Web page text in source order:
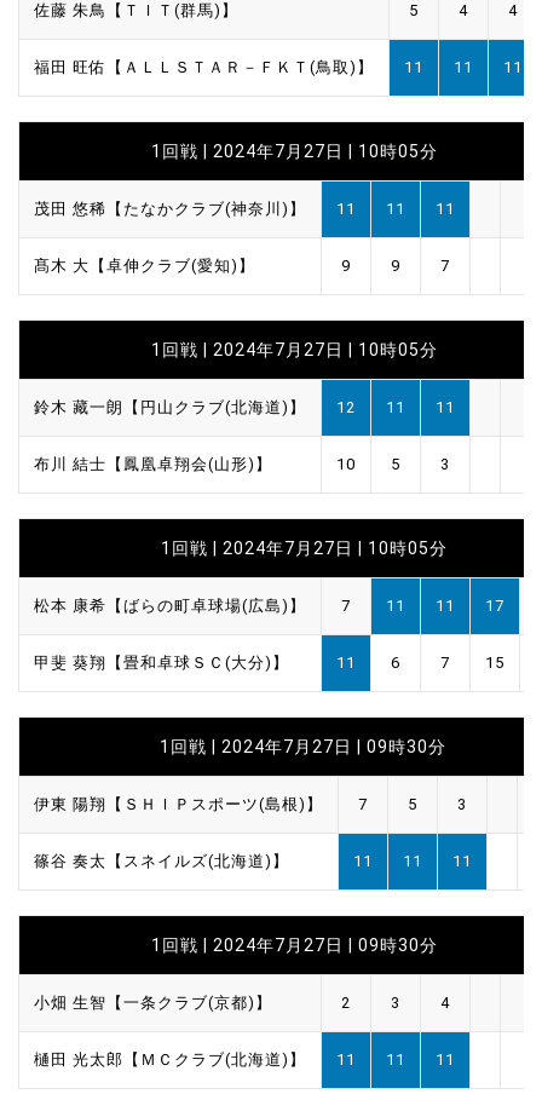
佐藤 朱鳥【ＴＩＴ(群馬)】 5 4 4
福田 旺佑【ＡＬＬＳＴＡＲ－ＦＫＴ(鳥取)】 11 11 11
1回戦 | 2024年7月27日 | 10時05分
茂田 悠稀【たなかクラブ(神奈川)】 11 11 11
髙木 大【卓伸クラブ(愛知)】 9 9 7
1回戦 | 2024年7月27日 | 10時05分
鈴木 藏一朗【円山クラブ(北海道)】 12 11 11
布川 結士【鳳凰卓翔会(山形)】 10 5 3
1回戦 | 2024年7月27日 | 10時05分
松本 康希【ばらの町卓球場(広島)】 7 11 11 17
甲斐 葵翔【畳和卓球ＳＣ(大分)】 11 6 7 15
1回戦 | 2024年7月27日 | 09時30分
伊東 陽翔【ＳＨＩＰスポーツ(島根)】 7 5 3
篠谷 奏太【スネイルズ(北海道)】 11 11 11
1回戦 | 2024年7月27日 | 09時30分
小畑 生智【一条クラブ(京都)】 2 3 4
樋田 光太郎【ＭＣクラブ(北海道)】 11 11 11